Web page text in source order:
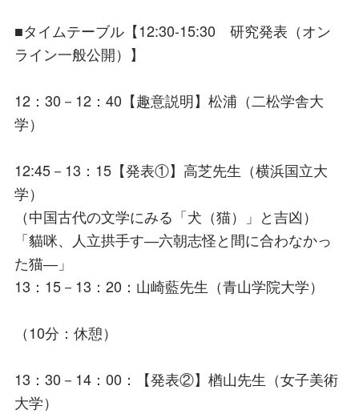
■タイムテーブル【12:30-15:30 研究発表（オン
ライン一般公開）】
12：30－12：40【趣意説明】松浦（二松学舎大
学）
12:45－13：15【発表①】高芝先生（横浜国立大
学）
（中国古代の文学にみる「犬（猫）」と吉凶）
「貓咪、人立拱手す―六朝志怪と間に合わなかっ
た猫―」
13：15－13：20：山崎藍先生（青山学院大学）
（10分：休憩）
13：30－14：00：【発表②】楢山先生（女子美術
大学）